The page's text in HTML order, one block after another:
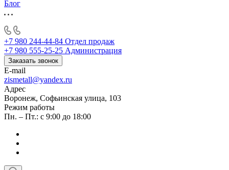
Блог
+7 980 244-44-84 Отдел продаж
+7 980 555-25-25 Администрация
Заказать звонок
E-mail
zismetall@yandex.ru
Адрес
Воронеж, Софьинская улица, 103
Режим работы
Пн. – Пт.: с 9:00 до 18:00